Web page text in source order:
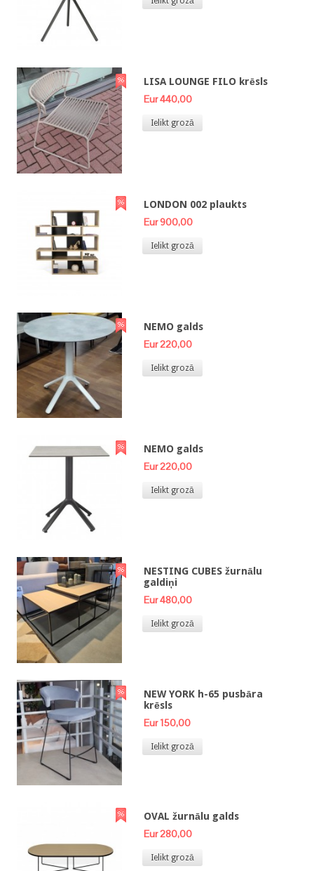
LISA LOUNGE FILO krēsls
Eur 440,00
Ielikt grozā
LONDON 002 plaukts
Eur 900,00
Ielikt grozā
NEMO galds
Eur 220,00
Ielikt grozā
NEMO galds
Eur 220,00
Ielikt grozā
NESTING CUBES žurnālu
galdiņi
Eur 480,00
Ielikt grozā
NEW YORK h-65 pusbāra
krēsls
Eur 150,00
Ielikt grozā
OVAL žurnālu galds
Eur 280,00
Ielikt grozā